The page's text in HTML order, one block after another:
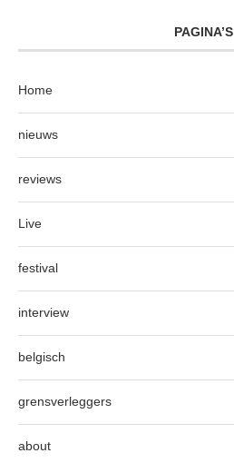
PAGINA’S
Home
nieuws
reviews
Live
festival
interview
belgisch
grensverleggers
about